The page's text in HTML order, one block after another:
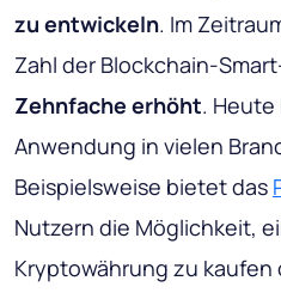
zu entwickeln. Im
Zahl der Blockchain-
Zehnfache erhöht. Heute
Anwendung in vielen
Beispielsweise bietet das
Nutzern die Möglichkeit,
Kryptowährung zu kaufen